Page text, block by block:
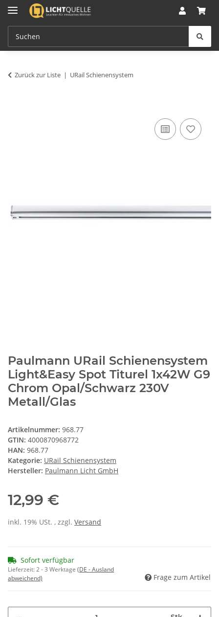
Zurück zur Liste URail Schienensystem
Paulmann URail Schienensystem
Light&Easy Spot Titurel 1x42W G9
Chrom Opal/Schwarz 230V
Metall/Glas
Artikelnummer: 968.77
GTIN: 4000870968772
HAN: 968.77
Kategorie: URail Schienensystem
Hersteller: Paulmann Licht GmbH
12,99 €
inkl. 19% USt. , zzgl. Versand
Sofort verfügbar
Lieferzeit:2 - 3 Werktage (DE - Ausland
abweichend)
Frage zum Artikel